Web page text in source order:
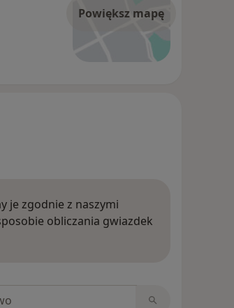
Powiększ mapę
je zgodnie z naszymi
obliczania gwiazdek